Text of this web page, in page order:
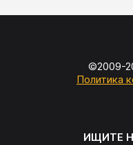
©2009-
Политика
ИЩИТЕ